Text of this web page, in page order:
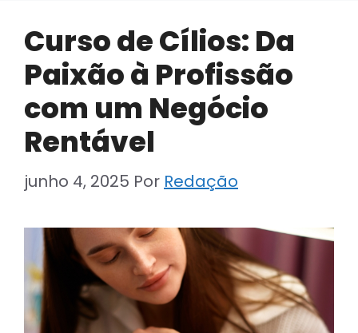
Curso de Cílios: Da
Paixão à Profissão
com um Negócio
Rentável
junho 4, 2025 Por Redação